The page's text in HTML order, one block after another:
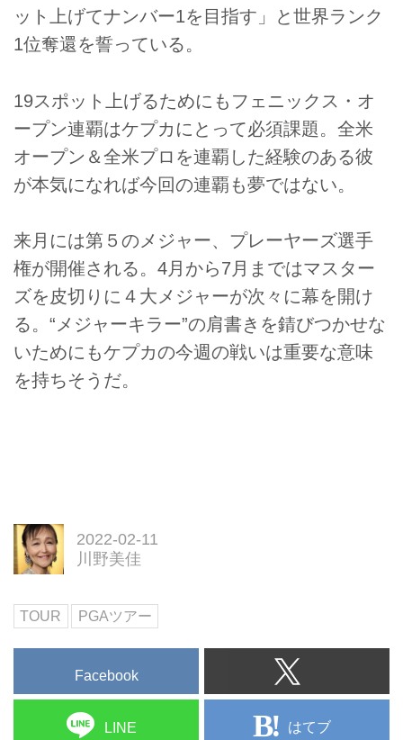
ット上げてナンバー1を目指す」と世界ランク
1位奪還を誓っている。
19スポット上げるためにもフェニックス・オ
ープン連覇はケプカにとって必須課題。全米
オープン＆全米プロを連覇した経験のある彼
が本気になれば今回の連覇も夢ではない。
来月には第５のメジャー、プレーヤーズ選手
権が開催される。4月から7月まではマスター
ズを皮切りに４大メジャーが次々に幕を開け
る。“メジャーキラー”の肩書きを錆びつかせな
いためにもケプカの今週の戦いは重要な意味
を持ちそうだ。
2022-02-11
川野美佳
TOUR PGAツアー
Facebook
LINE はてブ